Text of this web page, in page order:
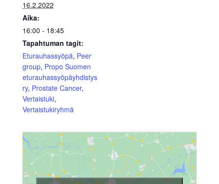
16.2.2022
Aika:
16:00 - 18:45
Tapahtuman tagit:
Eturauhassyöpä, Peer
group, Propo Suomen
eturauhassyöpäyhdistys
ry, Prostate Cancer,
Vertaistuki,
Vertaistukiryhmä